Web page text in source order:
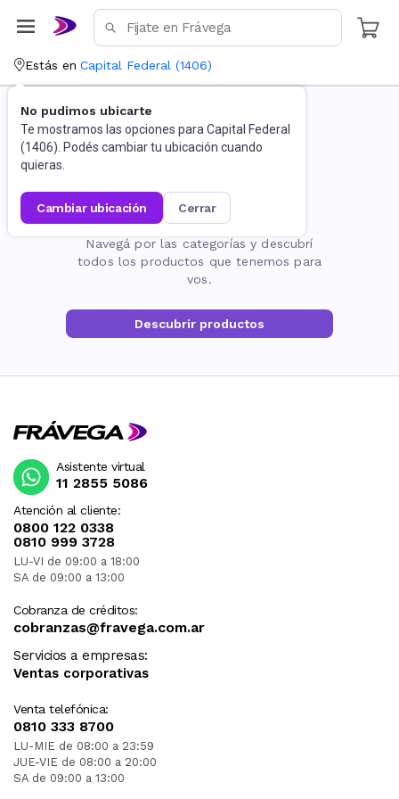
Estás en Capital Federal (1406)
No pudimos ubicarte
Te mostramos las opciones para Capital Federal
(1406). Podés cambiar tu ubicación cuando
quieras.
cambiar ubicación cerrar
La página no existe
Navegá por las categorías y descubrí
todos los productos que tenemos para
vos.
Descubrir productos
Atención al cliente:
0800 122 0338
0810 999 3728
LU-VI de 09:00 a 18:00
SA de 09:00 a 13:00
Cobranza de créditos:
cobranzas@fravega.com.ar
Servicios a empresas:
Ventas corporativas
Venta telefónica:
0810 333 8700
LU-MIE de 08:00 a 23:59
JUE-VIE de 08:00 a 20:00
SA de 09:00 a 13:00
Asistente virtual
11 2855 5086